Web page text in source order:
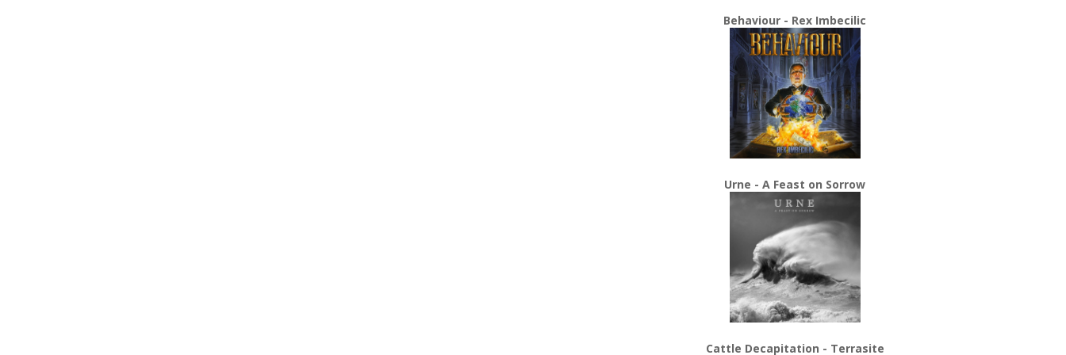
Behaviour - Rex Imbecilic
Urne - A Feast on Sorrow
Cattle Decapitation - Terrasite